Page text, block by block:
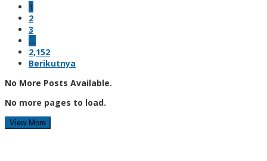
1
2
3
…
2,152
Berikutnya
No More Posts Available.
No more pages to load.
View More